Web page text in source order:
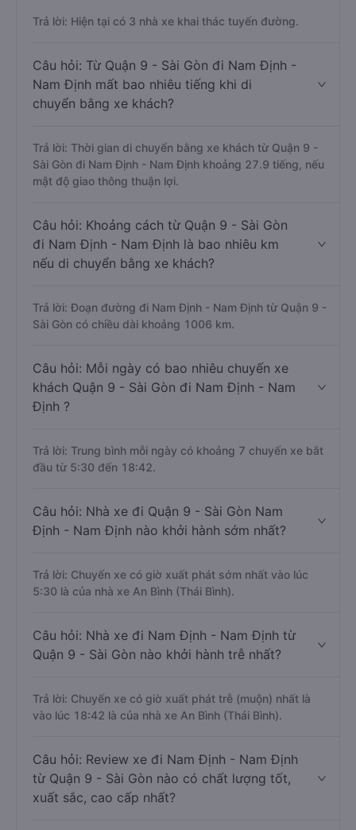
Trả lời: Hiện tại có 3 nhà xe khai thác tuyến đường.
Câu hỏi: Từ Quận 9 - Sài Gòn đi Nam Định -
Nam Định mất bao nhiêu tiếng khi di
chuyển bằng xe khách?
Trả lời: Thời gian di chuyển bằng xe khách từ Quận 9 -
Sài Gòn đi Nam Định - Nam Định khoảng 27.9 tiếng, nếu
mật độ giao thông thuận lợi.
Câu hỏi: Khoảng cách từ Quận 9 - Sài Gòn
đi Nam Định - Nam Định là bao nhiêu km
nếu di chuyển bằng xe khách?
Trả lời: Đoạn đường đi Nam Định - Nam Định từ Quận 9 -
Sài Gòn có chiều dài khoảng 1006 km.
Câu hỏi: Mỗi ngày có bao nhiêu chuyến xe
khách Quận 9 - Sài Gòn đi Nam Định - Nam
Định ?
Trả lời: Trung bình mỗi ngày có khoảng 7 chuyến xe bắt
đầu từ 5:30 đến 18:42.
Câu hỏi: Nhà xe đi Quận 9 - Sài Gòn Nam
Định - Nam Định nào khởi hành sớm nhất?
Trả lời: Chuyến xe có giờ xuất phát sớm nhất vào lúc
5:30 là của nhà xe An Bình (Thái Bình).
Câu hỏi: Nhà xe đi Nam Định - Nam Định từ
Quận 9 - Sài Gòn nào khởi hành trễ nhất?
Trả lời: Chuyến xe có giờ xuất phát trễ (muộn) nhất là
vào lúc 18:42 là của nhà xe An Bình (Thái Bình).
Câu hỏi: Review xe đi Nam Định - Nam Định
từ Quận 9 - Sài Gòn nào có chất lượng tốt,
xuất sắc, cao cấp nhất?